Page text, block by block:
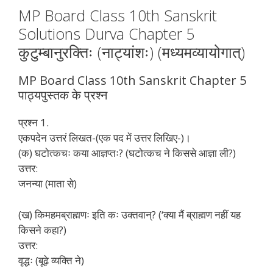
MP Board Class 10th Sanskrit
Solutions Durva Chapter 5
कुटुम्बानुरक्तिः (नाट्यांशः) (मध्यमव्यायोगात्)
MP Board Class 10th Sanskrit Chapter 5
पाठ्यपुस्तक के प्रश्न
प्रश्न 1.
एकपदेन उत्तरं लिखत-(एक पद में उत्तर लिखिए-)।
(क) घटोत्कचः कया आज्ञप्तः? (घटोत्कच ने किससे आज्ञा ली?)
उत्तर:
जनन्या (माता से)
(ख) किमहमब्राह्मणः इति कः उक्तवान्? (‘क्या मैं ब्राह्मण नहीं यह
किसने कहा?)
उत्तर:
वृद्धः (बूढ़े व्यक्ति ने)